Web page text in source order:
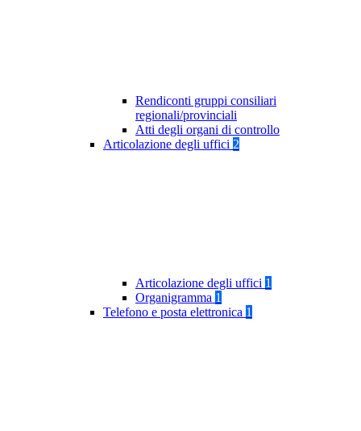
Rendiconti gruppi consiliari
regionali/provinciali
Atti degli organi di controllo
Articolazione degli uffici 2
Articolazione degli uffici 1
Organigramma 1
Telefono e posta elettronica 1